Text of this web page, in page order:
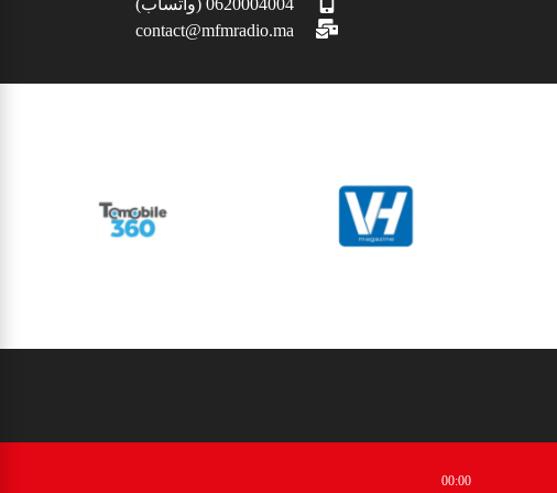
00:00
0620004004 (واتساب)
contact@mfmradio.ma